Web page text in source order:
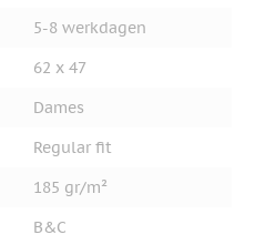
5-8 werkdagen
62 x 47
Dames
Regular fit
185 gr/m²
B&C